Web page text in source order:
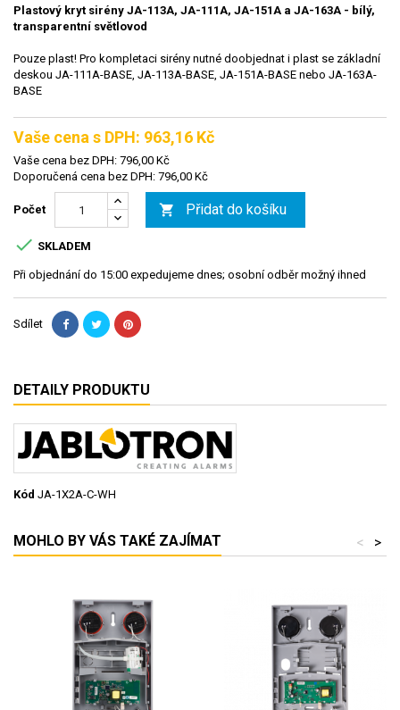
Plastový kryt sirény JA-113A, JA-111A, JA-151A a JA-163A - bílý,
transparentní světlovod
Pouze plast! Pro kompletaci sirény nutné doobjednat i plast se základní
deskou JA-111A-BASE, JA-113A-BASE, JA-151A-BASE nebo JA-163A-
BASE
Vaše cena s DPH: 963,16 Kč
Vaše cena bez DPH: 796,00 Kč
Doporučená cena bez DPH: 796,00 Kč
Počet  Přidat do košíku
 SKLADEM
Při objednání do 15:00 expedujeme dnes; osobní odběr možný ihned
Sdílet
DETAILY PRODUKTU
Kód JA-1X2A-C-WH
MOHLO BY VÁS TAKÉ ZAJÍMAT >
<